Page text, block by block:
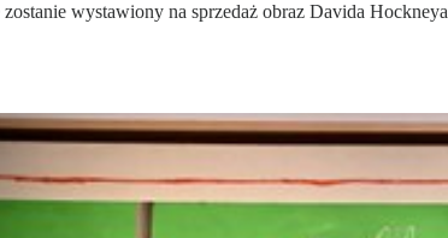
wystawiony na sprzedaż obraz Davida